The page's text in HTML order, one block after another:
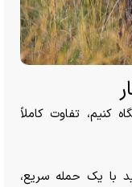
کنیم، تفاوت کاملاً
با یک حمله سریع،